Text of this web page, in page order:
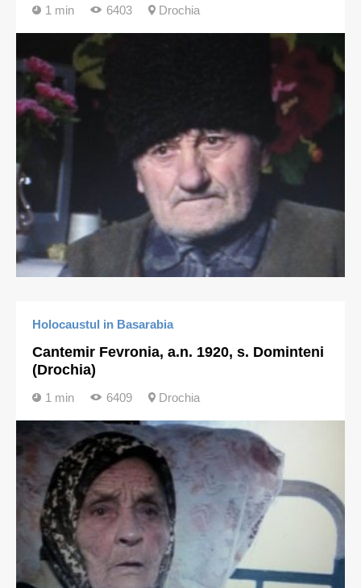
1 min 6403 Drochia
Holocaustul in Basarabia
Cantemir Fevronia, a.n. 1920, s. Dominteni
(Drochia)
1 min 6409 Drochia